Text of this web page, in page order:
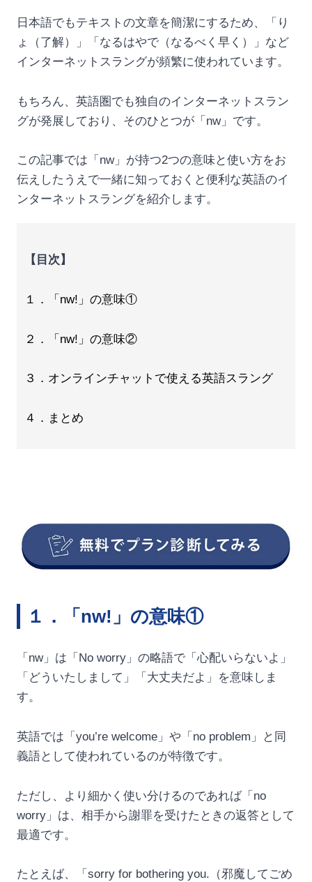
日本語でもテキストの文章を簡潔にするため、「り
ょ（了解）」「なるはやで（なるべく早く）」など
インターネットスラングが頻繁に使われています。
もちろん、英語圏でも独自のインターネットスラン
グが発展しており、そのひとつが「nw」です。
この記事では「nw」が持つ2つの意味と使い方をお
伝えしたうえで一緒に知っておくと便利な英語のイ
ンターネットスラングを紹介します。
【目次】
１．「nw!」の意味①
２．「nw!」の意味②
３．オンラインチャットで使える英語スラング
４．まとめ
１．「nw!」の意味①
「nw」は「No worry」の略語で「心配いらないよ」
「どういたしまして」「大丈夫だよ」を意味しま
す。
英語では「you’re welcome」や「no problem」と同
義語として使われているのが特徴です。
ただし、より細かく使い分けるのであれば「no
worry」は、相手から謝罪を受けたときの返答として
最適です。
たとえば、「sorry for bothering you.（邪魔してごめ